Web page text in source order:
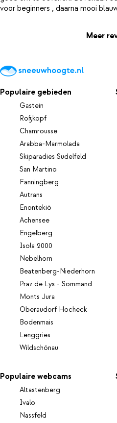
Meer
Populaire gebieden
Gastein
Roßkopf
Chamrousse
Arabba-Marmolada
Skiparadies Sudelfeld
San Martino
Fanningberg
Autrans
Enontekiö
Achensee
Engelberg
Isola 2000
Nebelhorn
Beatenberg-Niederhorn
Praz de Lys - Sommand
Monts Jura
Oberaudorf Hocheck
Bodenmais
Lenggries
Wildschönau
Populaire webcams
Altastenberg
Ivalo
Nassfeld